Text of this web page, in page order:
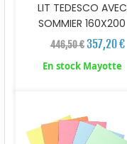
LIT TEDESCO AVEC
SOMMIER 160X200
446,50 € 357,20 €
En stock Mayotte